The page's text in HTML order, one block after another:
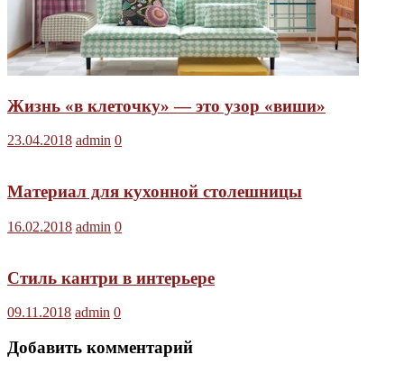
Жизнь «в клеточку» — это узор «виши»
23.04.2018 admin 0
Материал для кухонной столешницы
16.02.2018 admin 0
Стиль кантри в интерьере
09.11.2018 admin 0
Добавить комментарий